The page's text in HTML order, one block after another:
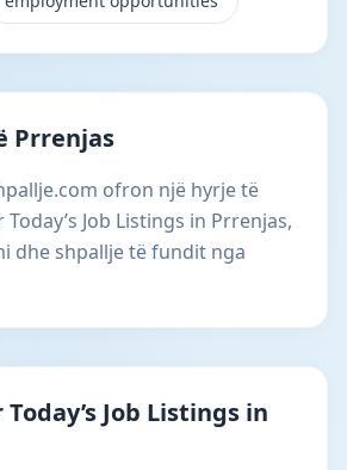
Prrenjas
ofron një hyrje të
Job Listings in Prrenjas,
dhe shpallje të fundit nga
Job Listings in